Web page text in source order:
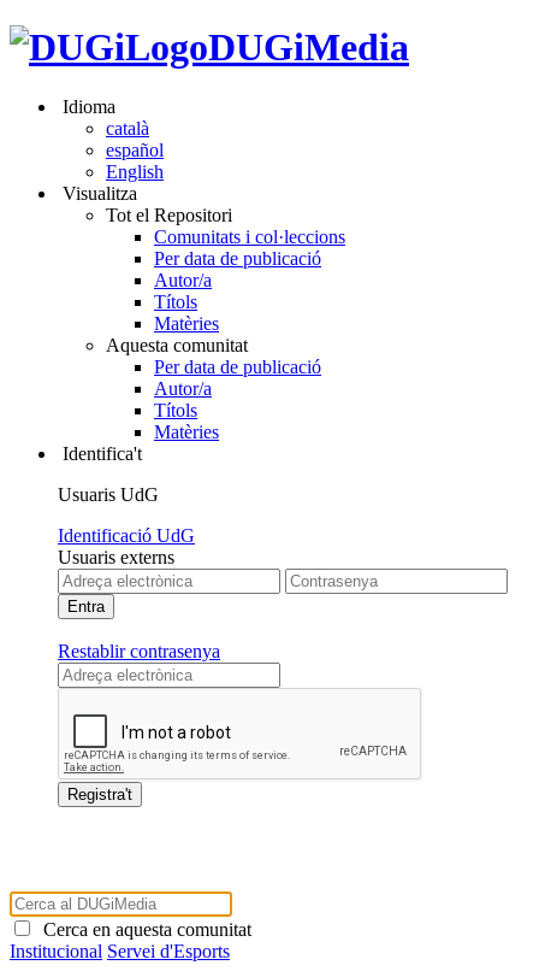
DUGiMedia
Idioma
català
español
English
Visualitza
Tot el Repositori
Comunitats i col·leccions
Per data de publicació
Autor/a
Títols
Matèries
Aquesta comunitat
Per data de publicació
Autor/a
Títols
Matèries
Identifica't
Usuaris UdG
Identificació UdG
Usuaris externs
Restablir contrasenya
Cerca en aquesta comunitat
Institucional Servei d'Esports